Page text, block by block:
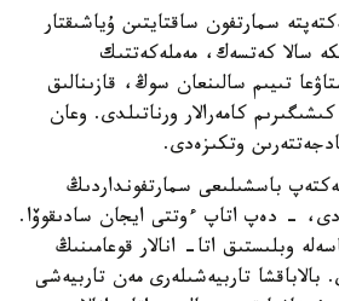
سمارتفون ساقتايتىن ۇياشىقتار
سالا كەتسەك، مەملەكەتتىك
تىيىم سالىنعان سوڭ، قازىنالىق
كامەرالار ورناتىلدى. وعان
وتكىزەدى.
باسشىلىعى سمارتفونداردىڭ
- دەپ اتاپ ءوتتى ايجان سادىقوۆا.
وبلىستىق اتا- انالار قوعامىنىڭ
بالاباقشا تاربيەشىلەرى مەن تاربيەشى